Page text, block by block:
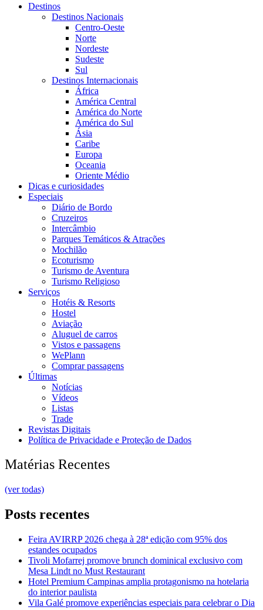
Destinos
Destinos Nacionais
Centro-Oeste
Norte
Nordeste
Sudeste
Sul
Destinos Internacionais
África
América Central
América do Norte
América do Sul
Ásia
Caribe
Europa
Oceania
Oriente Médio
Dicas e curiosidades
Especiais
Diário de Bordo
Cruzeiros
Intercâmbio
Parques Temáticos & Atrações
Mochilão
Ecoturismo
Turismo de Aventura
Turismo Religioso
Serviços
Hotéis & Resorts
Hostel
Aviação
Aluguel de carros
Vistos e passagens
WePlann
Comprar passagens
Últimas
Notícias
Vídeos
Listas
Trade
Revistas Digitais
Política de Privacidade e Proteção de Dados
Matérias Recentes
(ver todas)
Posts recentes
Feira AVIRRP 2026 chega à 28ª edição com 95% dos
estandes ocupados
Tivoli Mofarrej promove brunch dominical exclusivo com
Mesa Lindt no Must Restaurant
Hotel Premium Campinas amplia protagonismo na hotelaria
do interior paulista
Vila Galé promove experiências especiais para celebrar o Dia